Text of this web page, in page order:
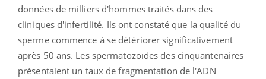
données de milliers d'hommes traités dans des
cliniques d'infertilité. Ils ont constaté que la qualité du
sperme commence à se détériorer significativement
après 50 ans. Les spermatozoïdes des cinquantenaires
présentaient un taux de fragmentation de l'ADN